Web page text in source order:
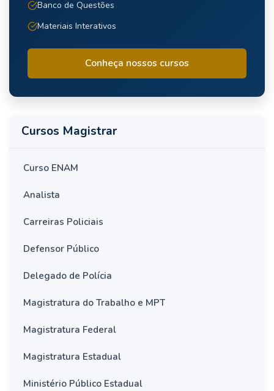
Banco de Questões
Materiais Interativos
Conheça nossos cursos
Cursos Magistrar
Curso ENAM
Analista
Carreiras Policiais
Defensor Público
Delegado de Polícia
Magistratura do Trabalho e MPT
Magistratura Federal
Magistratura Estadual
Ministério Público Estadual